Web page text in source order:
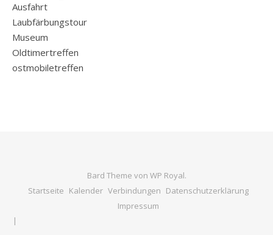
Ausfahrt
Laubfärbungstour
Museum
Oldtimertreffen
ostmobiletreffen
Bard Theme von WP Royal.
Startseite Kalender Verbindungen Datenschutzerklärung
Impressum